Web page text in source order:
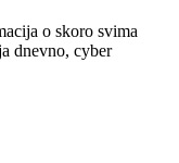
o skoro svima
dnevno, cyber